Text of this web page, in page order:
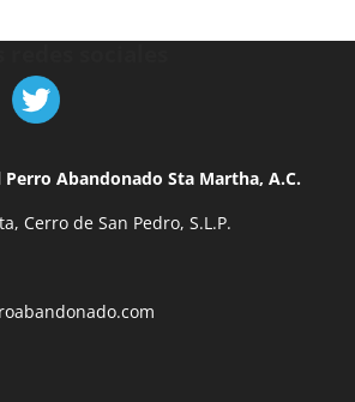
Perro Abandonado Sta Martha, A.C.
Cerro de San Pedro, S.L.P.